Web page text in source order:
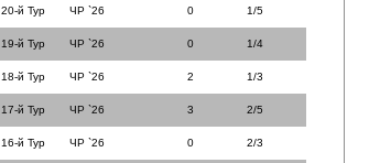
20-й Тур ЧР `26 0 1/5
19-й Тур ЧР `26 0 1/4
18-й Тур ЧР `26 2 1/3
17-й Тур ЧР `26 3 2/5
16-й Тур ЧР `26 0 2/3